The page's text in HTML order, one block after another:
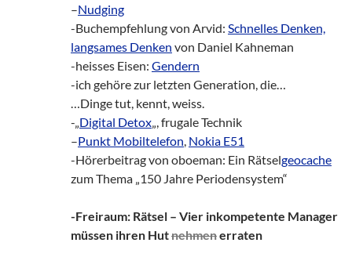
–Nudging
-Buchempfehlung von Arvid: Schnelles Denken,
langsames Denken von Daniel Kahneman
-heisses Eisen: Gendern
-ich gehöre zur letzten Generation, die…
…Dinge tut, kennt, weiss.
-„Digital Detox„, frugale Technik
–Punkt Mobiltelefon, Nokia E51
-Hörerbeitrag von oboeman: Ein Rätselgeocache
zum Thema „150 Jahre Periodensystem“
-Freiraum: Rätsel – Vier inkompetente Manager
müssen ihren Hutnehmenerraten